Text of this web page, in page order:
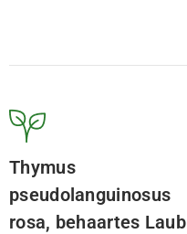
Thymus
pseudolanguinosus
rosa, behaartes Laub